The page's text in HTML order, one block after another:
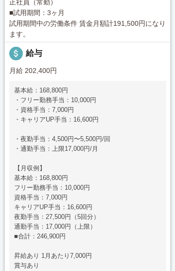
正社員（常勤）
■試用期間：3ヶ月
試用期間中の労働条件 賃金月額計191,500円になり
ます。
attach_money 給与
月給 202,400円
基本給：168,800円
・フリー勤務手当：10,000円
・資格手当：7,000円
・キャリアUP手当：16,600円
・夜勤手当：4,500円〜5,500円/回
・通勤手当：上限17,000円/月
【月収例】
基本給：168,800円
フリー勤務手当：10,000円
資格手当：7,000円
キャリアUP手当：16,600円
夜勤手当：27,500円（5回分）
通勤手当：17,000円（上限）
■合計：246,900円
昇給あり 1月あたり7,000円
賞与あり